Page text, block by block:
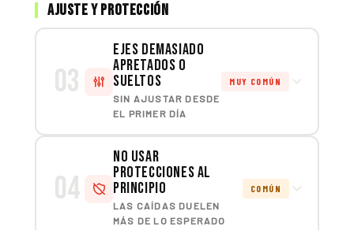
Ajuste y protección
03
Ejes demasiado
apretados o
sueltos
SIN AJUSTAR DESDE
EL PRIMER DÍA
MUY COMÚN
04
No usar
protecciones al
principio
LAS CAÍDAS DUELEN
MÁS DE LO ESPERADO
COMÚN